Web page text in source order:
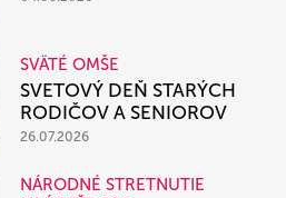
SVÄTÉ OMŠE
SVETOVÝ DEŇ STARÝCH
RODIČOV A SENIOROV
26.07.2026
NÁRODNÉ STRETNUTIE